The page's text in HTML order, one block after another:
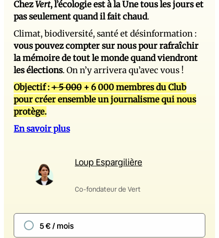
ChezVert, l’écologie est à la Une tous les jours et
pas seulement quand il fait chaud.
Climat, biodiversité, santé et désinformation :
vous pouvez compter sur nous pour rafraîchir
la mémoire de tout le monde quand viendront
les élections. On n’y arrivera qu’avec vous !
Objectif :+ 5 000 + 6 000 membres du Club
pour créer ensemble un journalisme qui nous
protège.
En savoir plus
Loup Espargilière
Co-fondateur de Vert
5 € / mois